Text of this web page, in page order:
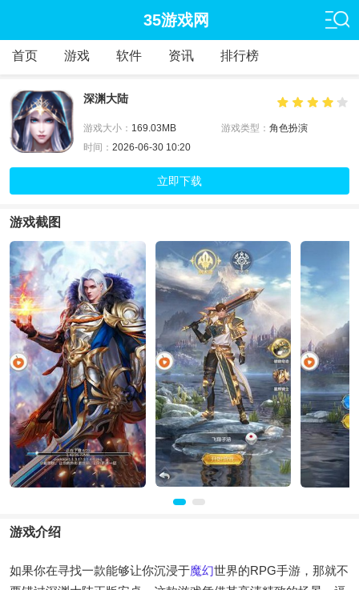
35游戏网
首页 游戏 软件 资讯 排行榜
深渊大陆
游戏大小： 169.03MB 游戏类型： 角色扮演
时间： 2026-06-30 10:20
立即下载
游戏截图
游戏介绍
如果你在寻找一款能够让你沉浸于魔幻世界的RPG手游，那就不